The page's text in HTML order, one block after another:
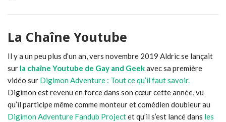
La Chaîne Youtube
Il y a un peu plus d’un an, vers novembre 2019 Aldric se lançait
sur la chaîne Youtube de Gay and Geekavec sa première
vidéo sur Digimon Adventure : Tout ce qu’il faut savoir.
Digimon est revenu en force dans son cœur cette année, vu
qu’il participe même comme monteur et comédien doubleur au
Digimon Adventure Fandub Projectet qu’il s’est lancé dans les